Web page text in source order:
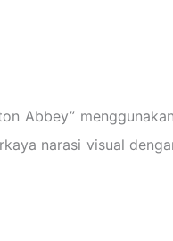
Abbey”
narasi visual